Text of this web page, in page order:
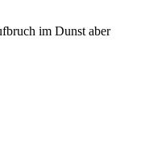
im Dunst aber